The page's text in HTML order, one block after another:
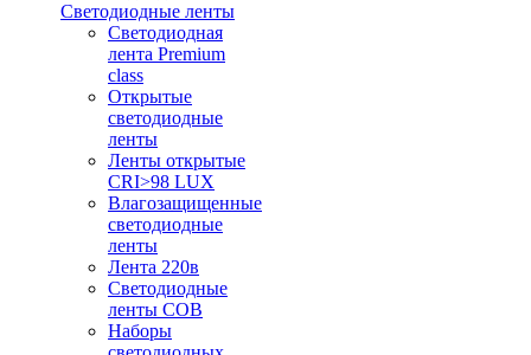
Светодиодные ленты
Светодиодная
лента Premium
class
Открытые
светодиодные
ленты
Ленты открытые
CRI>98 LUX
Влагозащищенные
светодиодные
ленты
Лента 220в
Светодиодные
ленты COB
Наборы